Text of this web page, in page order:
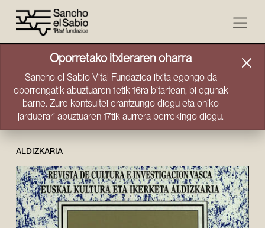
Joan zuzenean edukira
Oporretako itxieraren oharra
Sancho el Sabio Vital Fundazioa itxita egongo da
oporrengatik abuztuaren 1etik 16ra bitartean, bi egunak
barne. Zure kontsultei erantzungo diegu eta ohiko
jarduerari abuztuaren 17tik aurrera berrekingo diogu.
ALDIZKARIA